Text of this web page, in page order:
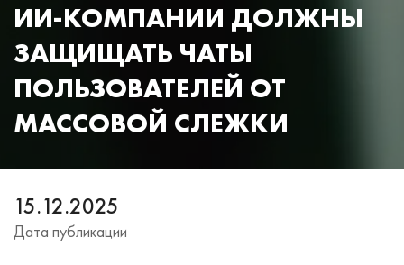
ИИ-КОМПАНИИ ДОЛЖНЫ
ЗАЩИЩАТЬ ЧАТЫ
ПОЛЬЗОВАТЕЛЕЙ ОТ
МАССОВОЙ СЛЕЖКИ
15.12.2025
Дата публикации